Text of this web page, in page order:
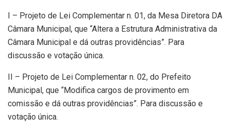
I – Projeto de Lei Complementar n. 01, da Mesa Diretora DA
Câmara Municipal, que “Altera a Estrutura Administrativa da
Câmara Municipal e dá outras providências”. Para
discussão e votação única.
II – Projeto de Lei Complementar n. 02, do Prefeito
Municipal, que “Modifica cargos de provimento em
comissão e dá outras providências”. Para discussão e
votação única.